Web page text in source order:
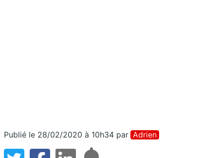
Publié le 28/02/2020 à 10h34 par Adrien